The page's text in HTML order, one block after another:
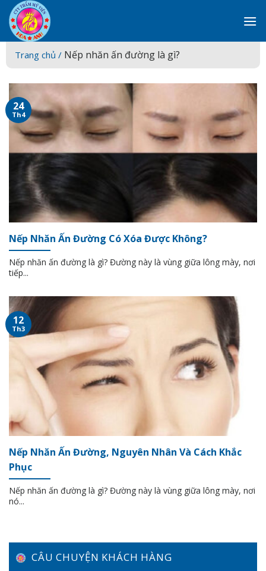
Skip
to
content
Trang chủ / Nếp nhăn ấn đường là gì?
Nếp Nhăn Ấn Đường Có Xóa Được Không?
Nếp nhăn ấn đường là gì? Đường này là vùng giữa lông mày, nơi
tiếp...
24
Th4
Nếp Nhăn Ấn Đường, Nguyên Nhân Và Cách Khắc
Phục
Nếp nhăn ấn đường là gì? Đường này là vùng giữa lông mày, nơi
nó...
12
Th3
CÂU CHUYỆN KHÁCH HÀNG